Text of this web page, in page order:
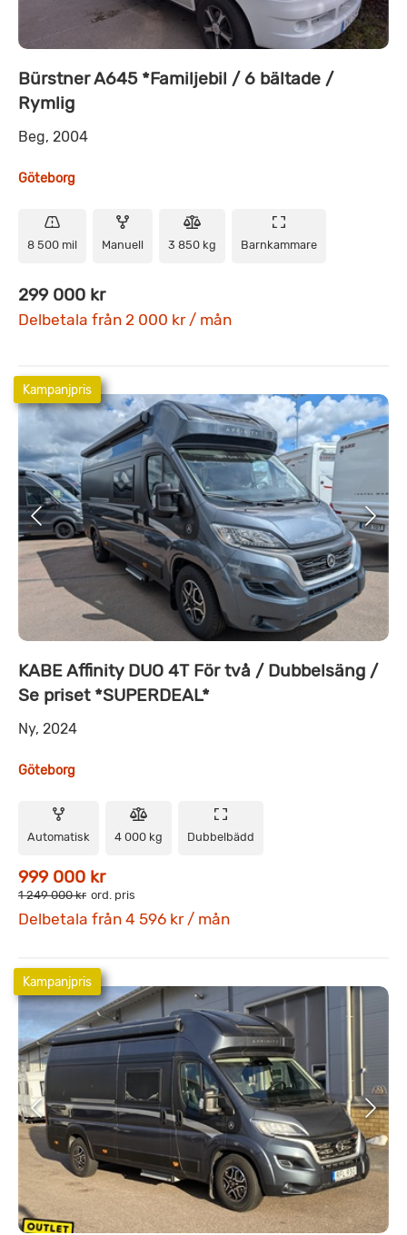
Bürstner A645 *Familjebil / 6 bältade /
Rymlig
Beg, 2004
Göteborg
8 500 mil Manuell 3 850 kg Barnkammare
299 000 kr
Delbetala från 2 000 kr / mån
Kampanjpris
KABE Affinity DUO 4T För två / Dubbelsäng /
Se priset *SUPERDEAL*
Ny, 2024
Göteborg
Automatisk 4 000 kg Dubbelbädd
999 000 kr
1 249 000 kr ord. pris
Delbetala från 4 596 kr / mån
Kampanjpris